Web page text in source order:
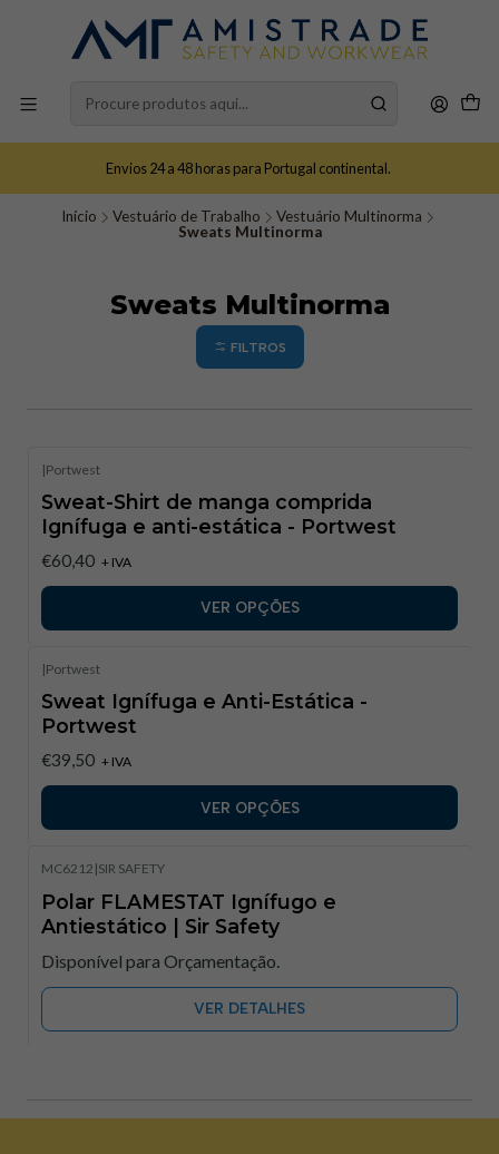
Envios 24 a 48 horas para Portugal continental.
Início Vestuário de Trabalho
Vestuário Multinorma
Sweats Multinorma
Sweats Multinorma
FILTROS
|Portwest
Sweat-Shirt de manga comprida
Ignífuga e anti-estática - Portwest
€60,40 + IVA
VER OPÇÕES
|Portwest
Sweat Ignífuga e Anti-Estática -
Portwest
€39,50 + IVA
VER OPÇÕES
MC6212 |SIR SAFETY
Polar FLAMESTAT Ignífugo e
Antiestático | Sir Safety
Disponível para Orçamentação.
VER DETALHES